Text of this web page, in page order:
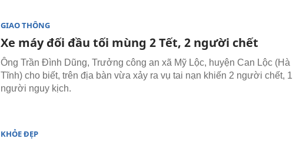
GIAO THÔNG
Xe máy đối đầu tối mùng 2 Tết, 2 người chết
Ông Trần Đình Dũng, Trưởng công an xã Mỹ Lộc, huyện Can Lộc (Hà
Tĩnh) cho biết, trên địa bàn vừa xảy ra vụ tai nạn khiến 2 người chết, 1
người nguy kịch.
KHỎE ĐẸP